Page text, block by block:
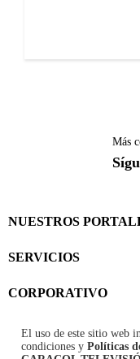
Más
NUESTROS
SERVICIOS
CORPORATIVO
El uso de este sitio web
condiciones y Políticas